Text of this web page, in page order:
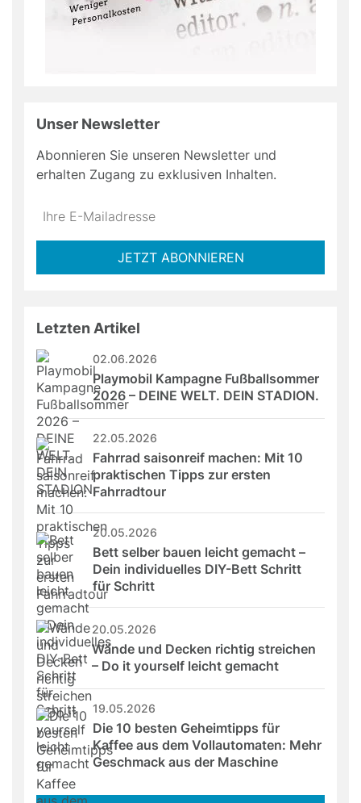
Unser Newsletter
Abonnieren Sie unseren Newsletter und
erhalten Zugang zu exklusiven Inhalten.
Do
*Ihre
JETZT ABONNIEREN
Letzten Artikel
02.06.2026
Playmobil Kampagne Fußballsommer
2026 – DEINE WELT. DEIN STADION.
22.05.2026
Fahrrad saisonreif machen: Mit 10
praktischen Tipps zur ersten
Fahrradtour
20.05.2026
Bett selber bauen leicht gemacht –
Dein individuelles DIY-Bett Schritt
für Schritt
20.05.2026
Wände und Decken richtig streichen
– Do it yourself leicht gemacht
19.05.2026
Die 10 besten Geheimtipps für
Kaffee aus dem Vollautomaten: Mehr
Geschmack aus der Maschine